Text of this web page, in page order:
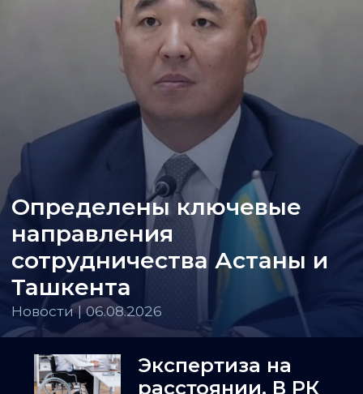
Определены ключевые
направления
сотрудничества Астаны и
Ташкента
Новости | 06.08.2026
Экспертиза на
расстоянии. В РК